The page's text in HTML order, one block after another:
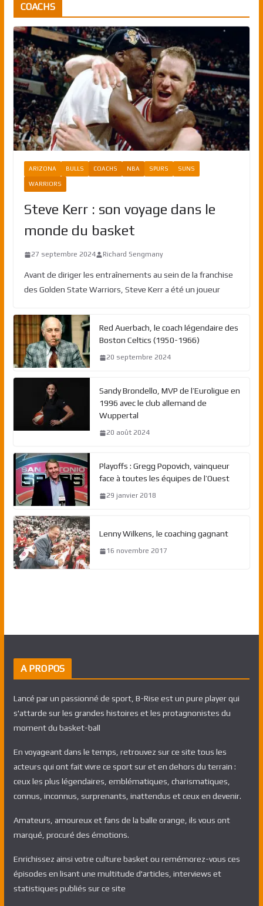
COACHS
ARIZONA BULLS COACHS NBA SPURS SUNS
WARRIORS
Steve Kerr : son voyage dans le
monde du basket
27 septembre 2024 Richard Sengmany
Avant de diriger les entraînements au sein de la franchise
des Golden State Warriors, Steve Kerr a été un joueur
Red Auerbach, le coach légendaire des
Boston Celtics (1950-1966)
20 septembre 2024
Sandy Brondello, MVP de l’Euroligue en
1996 avec le club allemand de
Wuppertal
20 août 2024
Playoffs : Gregg Popovich, vainqueur
face à toutes les équipes de l’Ouest
29 janvier 2018
Lenny Wilkens, le coaching gagnant
16 novembre 2017
A PROPOS
Lancé par un passionné de sport, B-Rise est un pure player qui
s'attarde sur les grandes histoires et les protagnonistes du
moment du basket-ball
En voyageant dans le temps, retrouvez sur ce site tous les
acteurs qui ont fait vivre ce sport sur et en dehors du terrain :
ceux les plus légendaires, emblématiques, charismatiques,
connus, inconnus, surprenants, inattendus et ceux en devenir.
Amateurs, amoureux et fans de la balle orange, ils vous ont
marqué, procuré des émotions.
Enrichissez ainsi votre culture basket ou remémorez-vous ces
épisodes en lisant une multitude d'articles, interviews et
statistiques publiés sur ce site